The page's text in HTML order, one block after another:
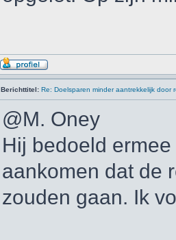
Berichttitel: Re: Doelsparen minder aantrekkelijk door
@M. Oney
Hij bedoeld
aankomen dat de
zouden gaan. Ik